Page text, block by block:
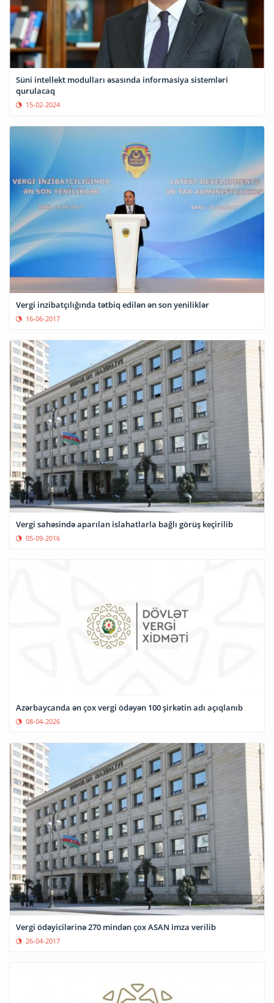
Süni intellekt modulları əsasında informasiya sistemləri
qurulacaq
15-02-2024
Vergi inzibatçılığında tətbiq edilən ən son yeniliklər
16-06-2017
Vergi sahəsində aparılan islahatlarla bağlı görüş keçirilib
05-09-2016
Azərbaycanda ən çox vergi ödəyən 100 şirkətin adı açıqlanıb
08-04-2026
Vergi ödəyicilərinə 270 mindən çox ASAN imza verilib
26-04-2017